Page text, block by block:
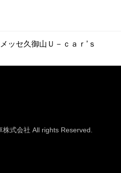
ッセ久御山Ｕ－ｃａｒ’ｓ
式会社 All rights Reserved.